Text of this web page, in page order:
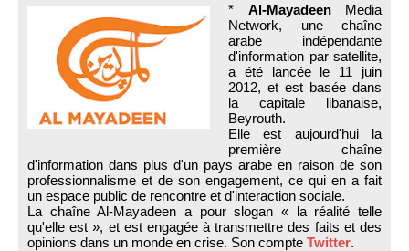
* Al-MayadeenMedia
Network, une chaîne
arabe indépendante
d'information par satellite,
a été lancée le 11 juin
2012, et est basée dans
la capitale libanaise,
Beyrouth.
Elle est aujourd'hui la
première chaîne
d'information dans plus d'un pays arabe en raison de son
professionnalisme et de son engagement, ce qui en a fait
un espace public de rencontre et d'interaction sociale.
La chaîne Al-Mayadeen a pour slogan « la réalité telle
qu'elle est », et est engagée à transmettre des faits et des
opinions dans un monde en crise. Son compte Twitter.